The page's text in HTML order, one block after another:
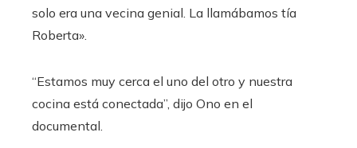
solo era una vecina genial. La llamábamos tía
Roberta».
“Estamos muy cerca el uno del otro y nuestra
cocina está conectada”, dijo Ono en el
documental.